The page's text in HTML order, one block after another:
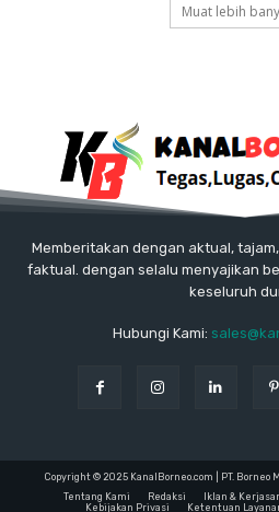
Muat lebih
Memberitakan dengan aktual,
faktual. dengan selalu menyajikan
keseluruh
Hubungi Kami:
Copyright © 2025 KanalBorneo.com | PT. Borneo
Tentang Kami
Redaksi Iklan &
Kebijakan Privasi
Ketentuan